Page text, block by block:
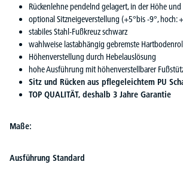
Rückenlehne pendelnd gelagert, in der Höhe
optional Sitzneigeverstellung (+5°bis -9°, hoch:
stabiles Stahl-Fußkreuz schwarz
wahlweise lastabhängig gebremste
Höhenverstellung durch Hebelauslösung
hohe Ausführung mit höhenverstellbarer
Sitz und Rücken aus pflegeleichtem PU
TOP QUALITÄT, deshalb 3 Jahre Garantie
Maße:
Ausführung Standard